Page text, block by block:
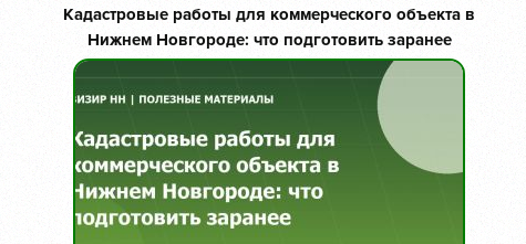
Кадастровые работы для коммерческого объекта в
Нижнем Новгороде: что подготовить заранее